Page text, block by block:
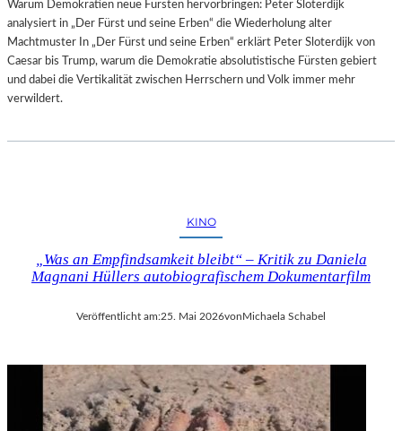
Warum Demokratien neue Fürsten hervorbringen: Peter Sloterdijk
analysiert in „Der Fürst und seine Erben“ die Wiederholung alter
Machtmuster In „Der Fürst und seine Erben“ erklärt Peter Sloterdijk von
Caesar bis Trump, warum die Demokratie absolutistische Fürsten gebiert
und dabei die Vertikalität zwischen Herrschern und Volk immer mehr
verwildert.
KINO
„Was an Empfindsamkeit bleibt“ – Kritik zu Daniela
Magnani Hüllers autobiografischem Dokumentarfilm
Veröffentlicht am:25. Mai 2026vonMichaela Schabel